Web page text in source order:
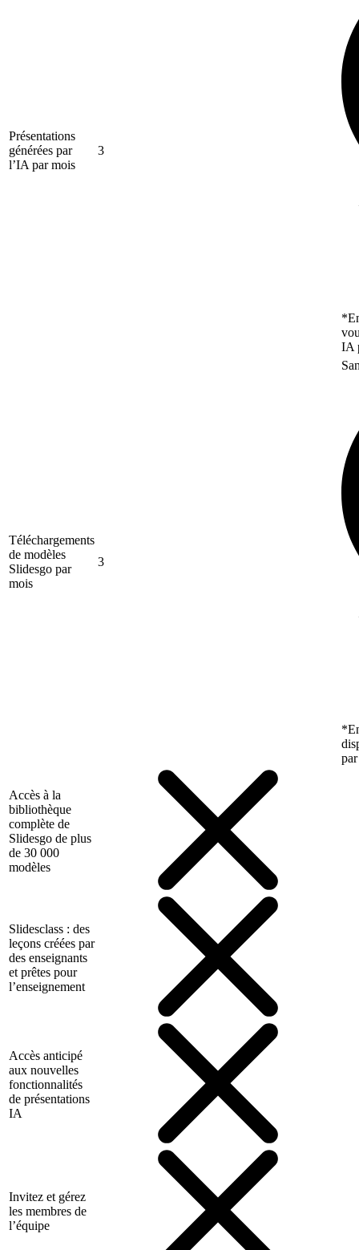
Présentations
générées par
l’IA par mois
3
IA
Téléchargements
de modèles
Slidesgo par
mois
3
Accès à la
bibliothèque
complète de
Slidesgo de plus
de 30 000
modèles
Slidesclass : des
leçons créées par
des enseignants
et prêtes pour
l’enseignement
Accès anticipé
aux nouvelles
fonctionnalités
de présentations
IA
Invitez et gérez
les membres de
l’équipe